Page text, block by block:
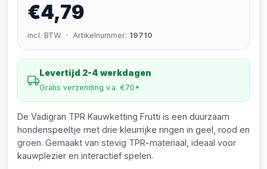
€4,79
incl. BTW · Artikelnummer: 19710
Levertijd 2-4 werkdagen
Gratis verzending v.a. €70*
De Vadigran TPR Kauwketting Frutti is een duurzaam
hondenspeeltje met drie kleurrijke ringen in geel, rood en
groen. Gemaakt van stevig TPR-materiaal, ideaal voor
kauwplezier en interactief spelen.